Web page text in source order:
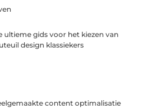
ultieme gids voor het kiezen van
design klassiekers
content optimalisatie